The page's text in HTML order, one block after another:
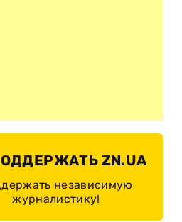
ZN.UA
независимую
журналистику!